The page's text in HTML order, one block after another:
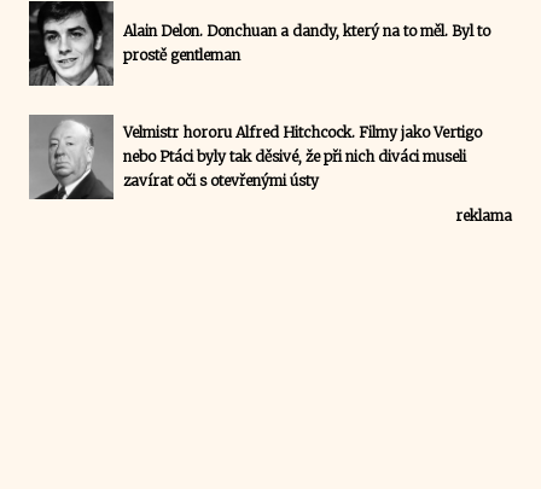
Alain Delon. Donchuan a dandy, který na to měl. Byl to
prostě gentleman
Velmistr hororu Alfred Hitchcock. Filmy jako Vertigo
nebo Ptáci byly tak děsivé, že při nich diváci museli
zavírat oči s otevřenými ústy
reklama